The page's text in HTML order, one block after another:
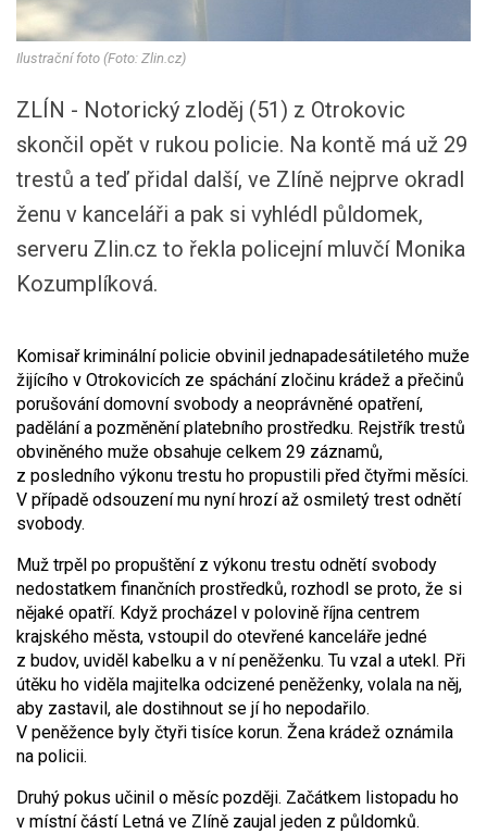
Ilustrační foto (Foto: Zlin.cz)
ZLÍN - Notorický zloděj (51) z Otrokovic
skončil opět v rukou policie. Na kontě má už 29
trestů a teď přidal další, ve Zlíně nejprve okradl
ženu v kanceláři a pak si vyhlédl půldomek,
serveru Zlin.cz to řekla policejní mluvčí Monika
Kozumplíková.
Komisař kriminální policie obvinil jednapadesátiletého muže
žijícího v Otrokovicích ze spáchání zločinu krádež a přečinů
porušování domovní svobody a neoprávněné opatření,
padělání a pozměnění platebního prostředku. Rejstřík trestů
obviněného muže obsahuje celkem 29 záznamů,
z posledního výkonu trestu ho propustili před čtyřmi měsíci.
V případě odsouzení mu nyní hrozí až osmiletý trest odnětí
svobody.
Muž trpěl po propuštění z výkonu trestu odnětí svobody
nedostatkem finančních prostředků, rozhodl se proto, že si
nějaké opatří. Když procházel v polovině října centrem
krajského města, vstoupil do otevřené kanceláře jedné
z budov, uviděl kabelku a v ní peněženku. Tu vzal a utekl. Při
útěku ho viděla majitelka odcizené peněženky, volala na něj,
aby zastavil, ale dostihnout se jí ho nepodařilo.
V peněžence byly čtyři tisíce korun. Žena krádež oznámila
na policii.
Druhý pokus učinil o měsíc později. Začátkem listopadu ho
v místní částí Letná ve Zlíně zaujal jeden z půldomků.